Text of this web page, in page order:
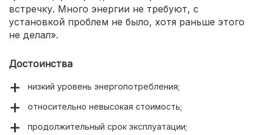
встречку. Много энергии не требуют, с
установкой проблем не было, хотя раньше этого
не делал».
Достоинства
низкий уровень энергопотребления;
относительно невысокая стоимость;
продолжительный срок эксплуатации;